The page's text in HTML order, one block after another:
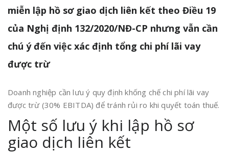
miễn lập hồ sơ giao dịch liên kết theo Điều 19
của Nghị định 132/2020/NĐ-CP nhưng vẫn cần
chú ý đến việc xác định tổng chi phí lãi vay
được trừ
Doanh nghiệp cần lưu ý quy định khống chế chi phí lãi vay
được trừ (30% EBITDA) để tránh rủi ro khi quyết toán thuế.
Một số lưu ý khi lập hồ sơ
giao dịch liên kết